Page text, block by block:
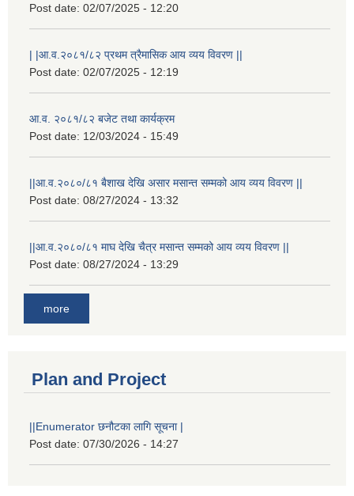
Post date: 02/07/2025 - 12:20
| |आ.व.२०८१/८२ प्रथम त्रैमासिक आय व्यय विवरण ||
Post date: 02/07/2025 - 12:19
आ.व. २०८१/८२ बजेट तथा कार्यक्रम
Post date: 12/03/2024 - 15:49
||आ.व.२०८०/८१ बैशाख देखि असार मसान्त सम्मको आय व्यय विवरण ||
Post date: 08/27/2024 - 13:32
||आ.व.२०८०/८१ माघ देखि चैत्र मसान्त सम्मको आय व्यय विवरण ||
Post date: 08/27/2024 - 13:29
more
Plan and Project
||Enumerator छनौटका लागि सूचना |
Post date: 07/30/2026 - 14:27